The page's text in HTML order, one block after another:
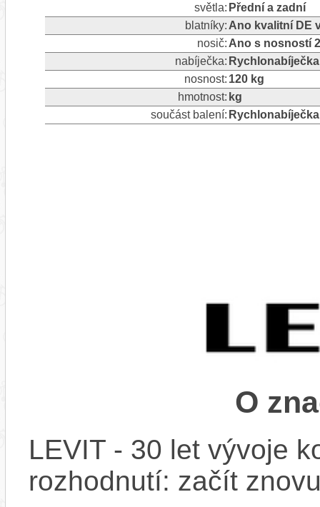
světla: Přední a zadní
blatníky: Ano kvalitní DE
nosič: Ano s nosností
nabíječka:
nosnost: 120 kg
hmotnost: kg
součást balení:
O
LEVIT - 30 let vývoje
rozhodnutí: začít